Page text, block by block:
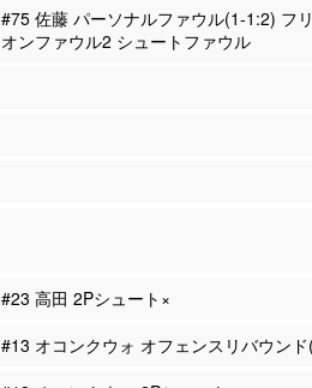
#75 佐藤 パーソナルファウル(1-1:2) フ
オンファウル2 シュートファウル
#23 高田 2Pシュート×
#13 オコンクウォ オフェンスリバウン